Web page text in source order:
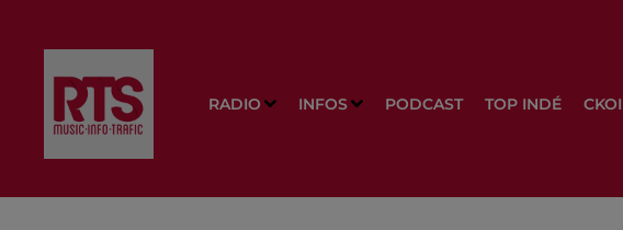
RADIO INFOS PODCAST TOP INDÉ